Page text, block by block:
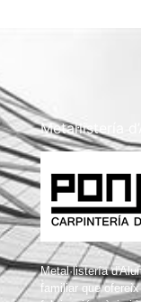
Metal·listería
Metal·listería
familiar que